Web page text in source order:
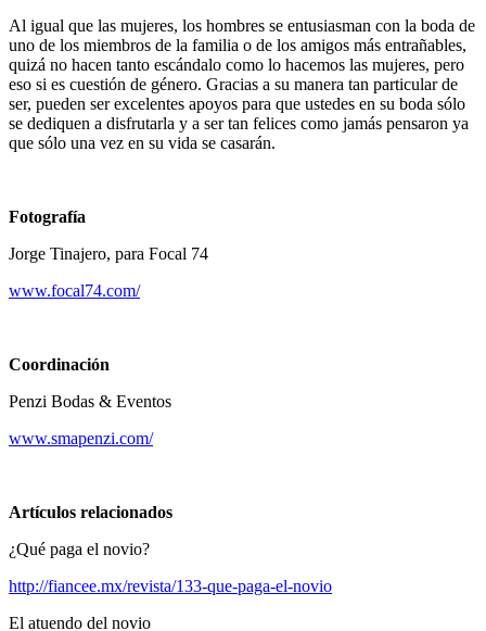
Al igual que las mujeres, los hombres se entusiasman con la boda de
uno de los miembros de la familia o de los amigos más entrañables,
quizá no hacen tanto escándalo como lo hacemos las mujeres, pero
eso si es cuestión de género. Gracias a su manera tan particular de
ser, pueden ser excelentes apoyos para que ustedes en su boda sólo
se dediquen a disfrutarla y a ser tan felices como jamás pensaron ya
que sólo una vez en su vida se casarán.
Fotografía
Jorge Tinajero, para Focal 74
www.focal74.com/
Coordinación
Penzi Bodas & Eventos
www.smapenzi.com/
Artículos relacionados
¿Qué paga el novio?
http://fiancee.mx/revista/133-que-paga-el-novio
El atuendo del novio